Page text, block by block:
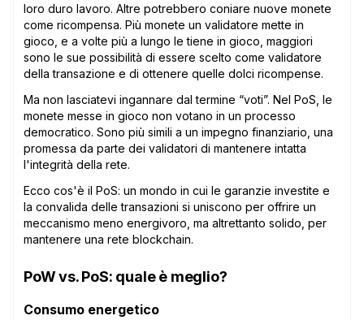
loro duro lavoro. Altre potrebbero coniare nuove monete
come ricompensa. Più monete un validatore mette in
gioco, e a volte più a lungo le tiene in gioco, maggiori
sono le sue possibilità di essere scelto come validatore
della transazione e di ottenere quelle dolci ricompense.
Ma non lasciatevi ingannare dal termine “voti”. Nel PoS, le
monete messe in gioco non votano in un processo
democratico. Sono più simili a un impegno finanziario, una
promessa da parte dei validatori di mantenere intatta
l'integrità della rete.
Ecco cos'è il PoS: un mondo in cui le garanzie investite e
la convalida delle transazioni si uniscono per offrire un
meccanismo meno energivoro, ma altrettanto solido, per
mantenere una rete blockchain.
PoW vs. PoS: quale è meglio?
Consumo energetico